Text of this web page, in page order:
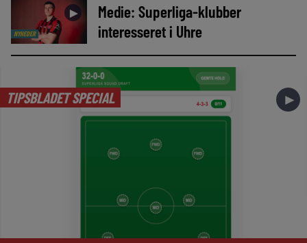
NYHEDER
►
Medie: Superliga-klubber
interesseret i Uhre
TIPSBLADET SPECIAL ►